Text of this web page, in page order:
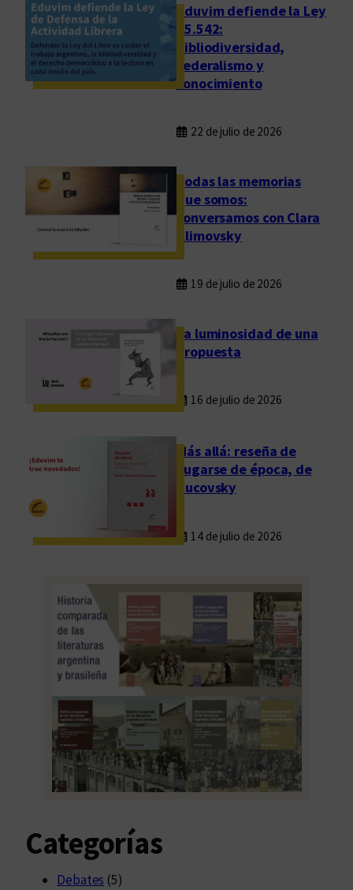
Eduvim defiende la Ley
25.542:
bibliodiversidad,
federalismo y
conocimiento
22 de julio de 2026
Todas las memorias
que somos:
conversamos con Clara
Klimovsky
19 de julio de 2026
La luminosidad de una
propuesta
16 de julio de 2026
Más allá: reseña de
Fugarse de época, de
Rucovsky
14 de julio de 2026
Categorías
Debates (5)